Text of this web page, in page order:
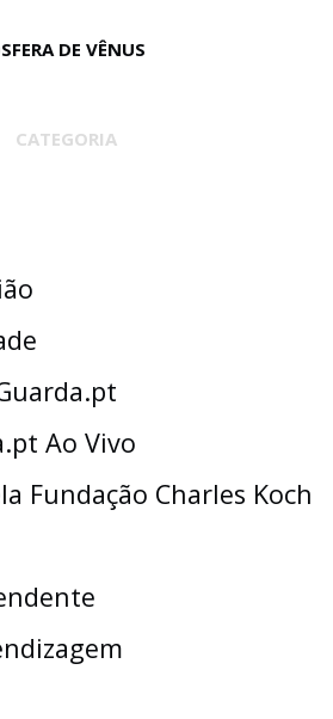
DE VÊNUS
CATEGORIA
Ao Vivo
Fundação Charles Koch